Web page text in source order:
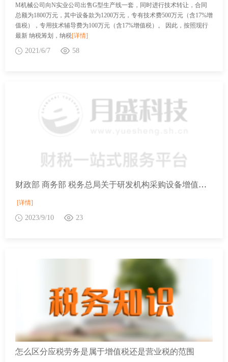
M机械公司向N实业公司出售G型生产线一套，同时进行技术转让，合同
总额为1800万元，其中设备款为1200万元，专有技术费500万元（含17%增
值税），专用技术辅导费为100万元（含17%增值税）。 因此，按照现行
最新 纳税筹划，纳税[详情]
2021/6/7 58
财政部 商务部 税务总局关于研发机构采购设备增值税政策的公告
[详情]
2023/9/10 23
怎么区分应税劳务是属于增值税还是营业税的范围